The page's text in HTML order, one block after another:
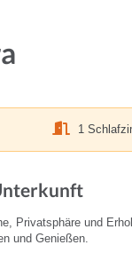
1
Privatsphäre und
und Genießen.